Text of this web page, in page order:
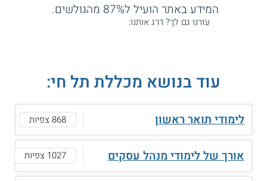
המידע באתר הועיל ל87% מהגולשים.
עזרנו גם לך? דרג אותנו:
עוד בנושא מכללת תל חי:
לימודי תואר ראשון 868 צפיות
אורך של לימודי מנהל עסקים 1027 צפיות